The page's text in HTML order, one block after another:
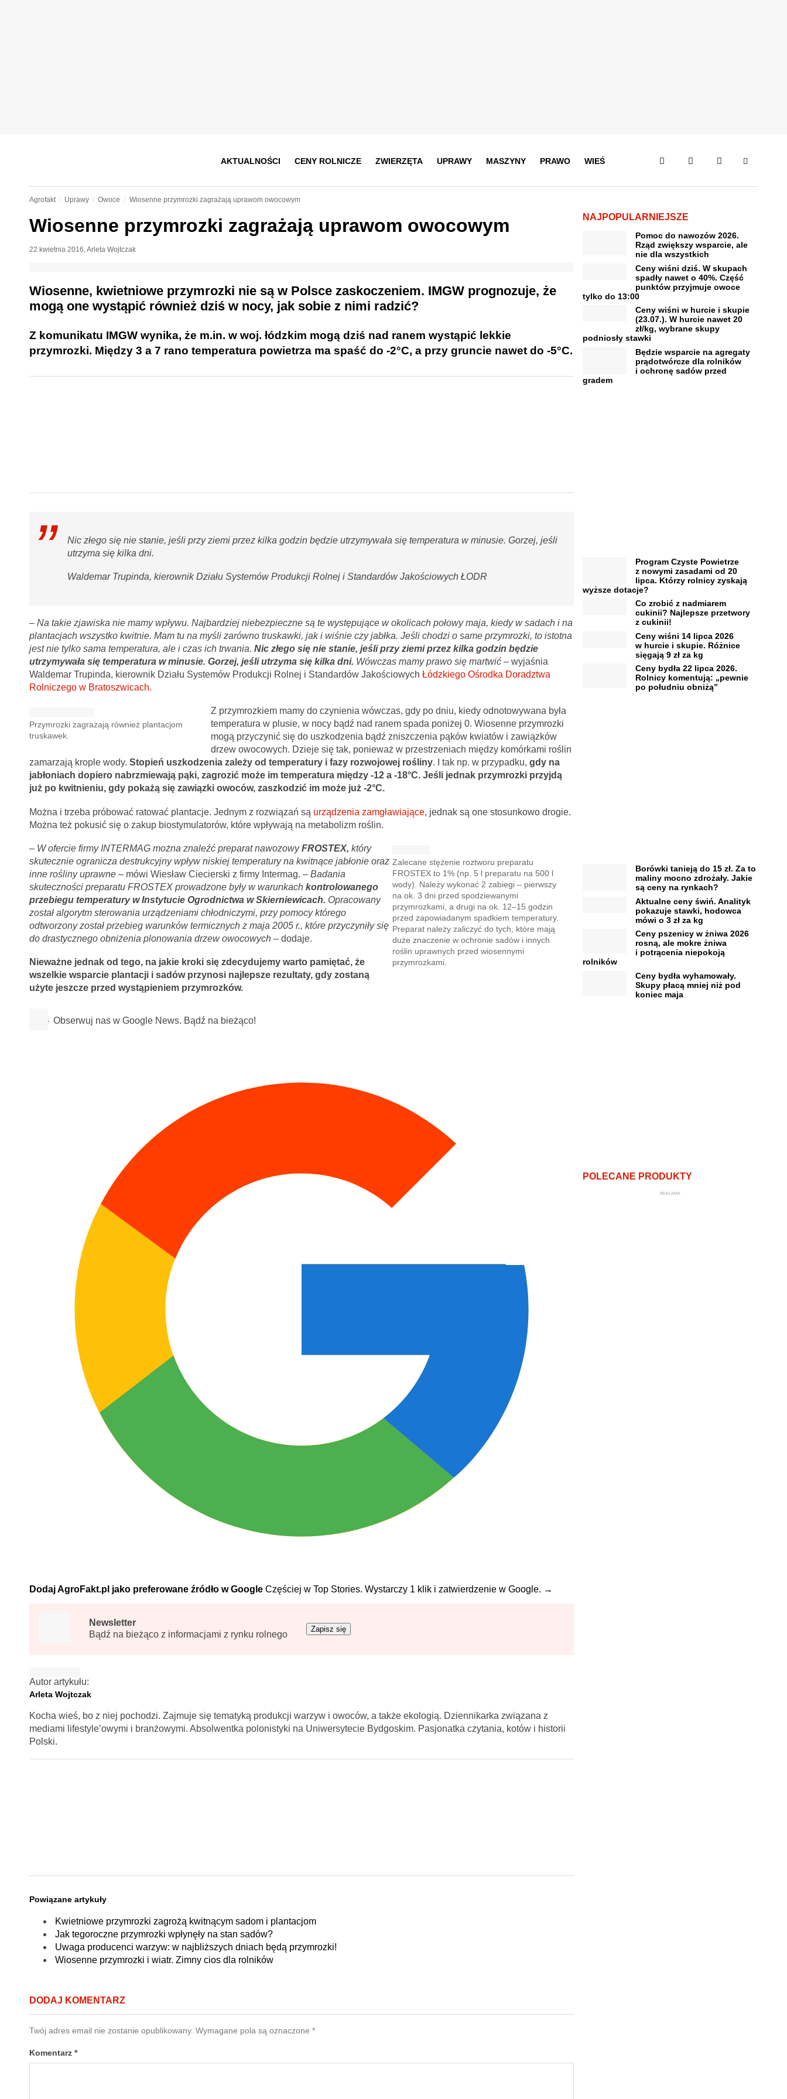
AKTUALNOŚCI CENY ROLNICZE ZWIERZĘTA UPRAWY MASZYNY PRAWO WIEŚ
Agrofakt Uprawy Owoce Wiosenne przymrozki zagrażają uprawom owocowym
Wiosenne przymrozki zagrażają uprawom owocowym
22 kwietnia 2016,Arleta Wojtczak
Wiosenne, kwietniowe przymrozki nie są w Polsce zaskoczeniem. IMGW prognozuje, że
mogą one wystąpić również dziś w nocy, jak sobie z nimi radzić?
Z komunikatu IMGW wynika, że m.in. w woj. łódzkim mogą dziś nad ranem wystąpić lekkie
przymrozki. Między 3 a 7 rano temperatura powietrza ma spaść do -2°C, a przy gruncie nawet do -5°C.
Nic złego się nie stanie, jeśli przy ziemi przez kilka godzin będzie utrzymywała się temperatura w minusie. Gorzej, jeśli
utrzyma się kilka dni.
Waldemar Trupinda, kierownik Działu Systemów Produkcji Rolnej i Standardów Jakościowych ŁODR
– Na takie zjawiska nie mamy wpływu. Najbardziej niebezpieczne są te występujące w okolicach połowy maja, kiedy w sadach i na
plantacjach wszystko kwitnie. Mam tu na myśli zarówno truskawki, jak i wiśnie czy jabłka. Jeśli chodzi o same przymrozki, to istotna
jest nie tylko sama temperatura, ale i czas ich trwania. Nic złego się nie stanie, jeśli przy ziemi przez kilka godzin będzie
utrzymywała się temperatura w minusie. Gorzej, jeśli utrzyma się kilka dni. Wówczas mamy prawo się martwić – wyjaśnia
Waldemar Trupinda, kierownik Działu Systemów Produkcji Rolnej i Standardów Jakościowych Łódzkiego Ośrodka Doradztwa
Rolniczego w Bratoszwicach.
Przymrozki zagrażają również plantacjom
truskawek.
Z przymrozkiem mamy do czynienia wówczas, gdy po dniu, kiedy odnotowywana była
temperatura w plusie, w nocy bądź nad ranem spada poniżej 0. Wiosenne przymrozki
mogą przyczynić się do uszkodzenia bądź zniszczenia pąków kwiatów i zawiązków
drzew owocowych. Dzieje się tak, ponieważ w przestrzeniach między komórkami roślin
zamarzają krople wody. Stopień uszkodzenia zależy od temperatury i fazy rozwojowej rośliny. I tak np. w przypadku, gdy na
jabłoniach dopiero nabrzmiewają pąki, zagrozić może im temperatura między -12 a -18°C. Jeśli jednak przymrozki przyjdą
już po kwitnieniu, gdy pokażą się zawiązki owoców, zaszkodzić im może już -2°C.
Można i trzeba próbować ratować plantacje. Jednym z rozwiązań są urządzenia zamgławiające, jednak są one stosunkowo drogie.
Można też pokusić się o zakup biostymulatorów, które wpływają na metabolizm roślin.
Zalecane stężenie roztworu preparatu
FROSTEX to 1% (np. 5 l preparatu na 500 l
wody). Należy wykonać 2 zabiegi – pierwszy
na ok. 3 dni przed spodziewanymi
przymrozkami, a drugi na ok. 12–15 godzin
przed zapowiadanym spadkiem temperatury.
Preparat należy zaliczyć do tych, które mają
duże znaczenie w ochronie sadów i innych
roślin uprawnych przed wiosennymi
przymrozkami.
– W ofercie firmy INTERMAG można znaleźć preparat nawozowyFROSTEX, który
skutecznie ogranicza destrukcyjny wpływ niskiej temperatury na kwitnące jabłonie oraz
inne rośliny uprawne – mówi Wiesław Ciecierski z firmy Intermag. – Badania
skuteczności preparatu FROSTEX prowadzone były w warunkach kontrolowanego
przebiegu temperatury w Instytucie Ogrodnictwa w Skierniewicach. Opracowany
został algorytm sterowania urządzeniami chłodniczymi, przy pomocy którego
odtworzony został przebieg warunków termicznych z maja 2005 r., które przyczyniły się
do drastycznego obniżenia plonowania drzew owocowych – dodaje.
Nieważne jednak od tego, na jakie kroki się zdecydujemy warto pamiętać, że
wszelkie wsparcie plantacji i sadów przynosi najlepsze rezultaty, gdy zostaną
użyte jeszcze przed wystąpieniem przymrozków.
Obserwuj nas w Google News. Bądź na bieżąco!
Dodaj AgroFakt.pl jako preferowane źródło w Google Częściej w Top Stories. Wystarczy 1 klik i zatwierdzenie w Google. →
Newsletter
Bądź na bieżąco z informacjami z rynku rolnego
Zapisz się
Autor artykułu:
Arleta Wojtczak
Kocha wieś, bo z niej pochodzi. Zajmuje się tematyką produkcji warzyw i owoców, a także ekologią. Dziennikarka związana z
mediami lifestyle’owymi i branżowymi. Absolwentka polonistyki na Uniwersytecie Bydgoskim. Pasjonatka czytania, kotów i historii
Polski.
Powiązane artykuły
Kwietniowe przymrozki zagrożą kwitnącym sadom i plantacjom
Jak tegoroczne przymrozki wpłynęły na stan sadów?
Uwaga producenci warzyw: w najbliższych dniach będą przymrozki!
Wiosenne przymrozki i wiatr. Zimny cios dla rolników
DODAJ KOMENTARZ
Twój adres email nie zostanie opublikowany. Wymagane pola są oznaczone *
Komentarz *
NAJPOPULARNIEJSZE
Pomoc do nawozów 2026.
Rząd zwiększy wsparcie, ale
nie dla wszystkich
Ceny wiśni dziś. W skupach
spadły nawet o 40%. Część
punktów przyjmuje owoce
tylko do 13:00
Ceny wiśni w hurcie i skupie
(23.07.). W hurcie nawet 20
zł/kg, wybrane skupy
podniosły stawki
Będzie wsparcie na agregaty
prądotwórcze dla rolników
i ochronę sadów przed
gradem
Program Czyste Powietrze
z nowymi zasadami od 20
lipca. Którzy rolnicy zyskają
wyższe dotacje?
Co zrobić z nadmiarem
cukinii? Najlepsze przetwory
z cukinii!
Ceny wiśni 14 lipca 2026
w hurcie i skupie. Różnice
sięgają 9 zł za kg
Ceny bydła 22 lipca 2026.
Rolnicy komentują: „pewnie
po południu obniżą”
Borówki tanieją do 15 zł. Za to
maliny mocno zdrożały. Jakie
są ceny na rynkach?
Aktualne ceny świń. Analityk
pokazuje stawki, hodowca
mówi o 3 zł za kg
Ceny pszenicy w żniwa 2026
rosną, ale mokre żniwa
i potrącenia niepokoją
rolników
Ceny bydła wyhamowały.
Skupy płacą mniej niż pod
koniec maja
POLECANE PRODUKTY
REKLAMA